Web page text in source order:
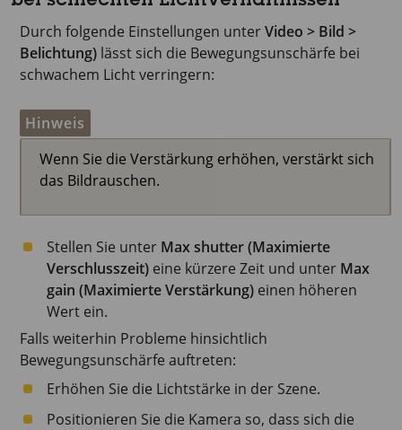
Durch folgende Einstellungen unterVideo > Bild >
Belichtung) lässt sich die Bewegungsunschärfe bei
schwachem Licht verringern:
Hinweis
Wenn Sie die Verstärkung erhöhen, verstärkt sich
das Bildrauschen.
Stellen Sie unter Max shutter (Maximierte
Verschlusszeit) eine kürzere Zeit und unter Max
gain (Maximierte Verstärkung) einen höheren
Wert ein.
Falls weiterhin Probleme hinsichtlich
Bewegungsunschärfe auftreten:
Erhöhen Sie die Lichtstärke in der Szene.
Positionieren Sie die Kamera so, dass sich die